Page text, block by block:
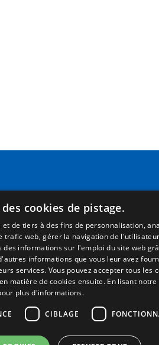
Politique de Cookies
Conditions générales de
Gérer les cookies
cookies de pistage.
et de tiers à des fins de personnalisation,
trafic web, gérer la navigation de
informations sur l'emploi du site web
informations que vous leur avez
services. Vous pouvez accepter tous les
matière de cookies ensuite. En lisant
plus d'informations.
CIBLAGE